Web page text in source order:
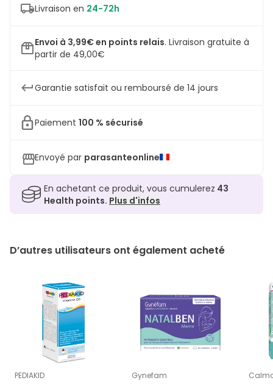
Livraison en 24-72h
Envoi à 3,99€ en points relais. Livraison gratuite à
partir de 49,00€
Garantie satisfait ou remboursé de 14 jours
Paiement 100 % sécurisé
Envoyé par parasanteonline
En achetant ce produit, vous cumulerez 43
Health points. Plus d'infos
D’autres utilisateurs ont également acheté
PEDIAKID Gynefam